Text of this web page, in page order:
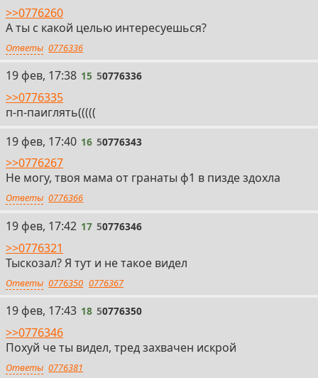
>>0776260
А ты с какой целью интересуешься?
Ответы 0776336
15
19 фев, 17:38 15 50776336
>>0776335
п-п-паиглять(((((
16
19 фев, 17:40 16 50776343
>>0776267
Не могу, твоя мама от гранаты ф1 в пизде здохла
Ответы 0776366
17
19 фев, 17:42 17 50776346
>>0776321
Тыскозал? Я тут и не такое видел
Ответы 0776350 0776367
18
19 фев, 17:43 18 50776350
>>0776346
Похуй че ты видел, тред захвачен искрой
Ответы 0776381